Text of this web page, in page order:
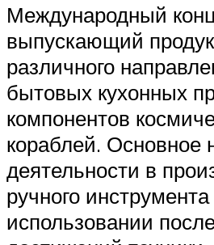
Международный
выпускающий
различного
бытовых кухонных
компонентов
кораблей. Основное
деятельности в
ручного
использовании